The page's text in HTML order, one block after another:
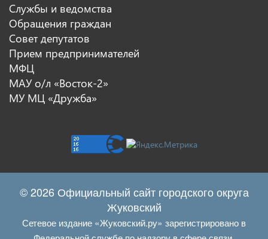
Службы и ведомства
Обращения граждан
Совет депутатов
Прием предпринимателей
МФЦ
МАУ о/л «Восток-2»
МУ МЦ «Дружба»
© 2026 Официальный сайт городского округа
Жуковский
Сетевое издание «Жуковский.ру» зарегистрировано в